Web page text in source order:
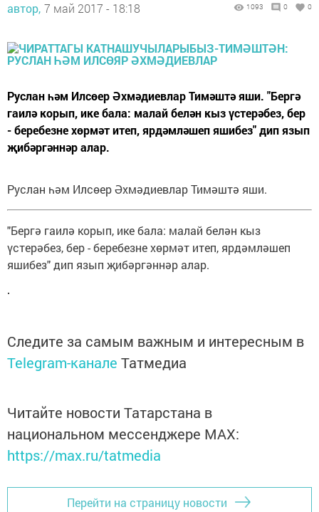
автор, 7 май 2017 - 18:18 1093 0 0
Руслан һәм Илсөер Әхмәдиевлар Тимәштә яши. "Бергә
гаилә корып, ике бала: малай белән кыз үстерәбез, бер
- беребезне хөрмәт итеп, ярдәмләшеп яшибез" дип язып
җибәргәннәр алар.
Руслан һәм Илсөер Әхмәдиевлар Тимәштә яши.
"Бергә гаилә корып, ике бала: малай белән кыз
үстерәбез, бер - беребезне хөрмәт итеп, ярдәмләшеп
яшибез" дип язып җибәргәннәр алар.
Следите за самым важным и интересным в
Telegram-канале Татмедиа
Читайте новости Татарстана в
национальном мессенджере MАХ:
https://max.ru/tatmedia
Перейти на страницу новости